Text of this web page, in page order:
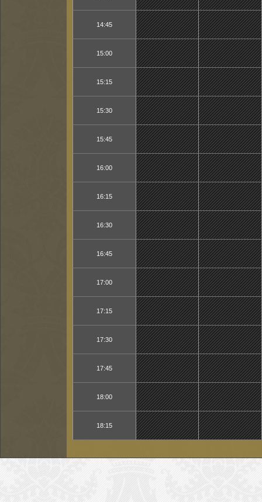
14:45
15:00
15:15
15:30
15:45
16:00
16:15
16:30
16:45
17:00
17:15
17:30
17:45
18:00
18:15